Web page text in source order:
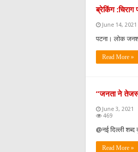
ब्रेकिंग :चिराग
June 14, 2021
पटना। लोक
Read More »
”जनता ने
June 3, 2021
469
@नई दिल्ली शब्द
Read More »